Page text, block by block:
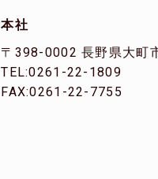
本社
〒398-0002 長野県大町
TEL:0261-22-1809
FAX:0261-22-7755